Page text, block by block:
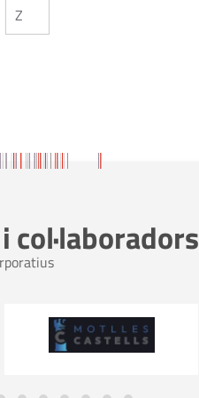
Z
col·laboradors